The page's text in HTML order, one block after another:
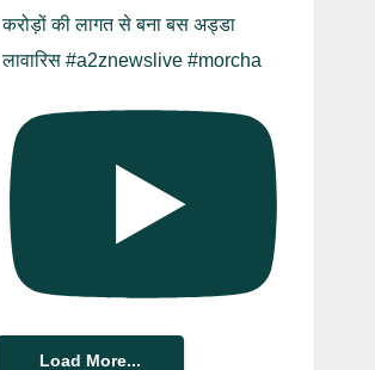
करोड़ों की लागत से बना बस अड्डा
लावारिस #a2znewslive #morcha
Load More...